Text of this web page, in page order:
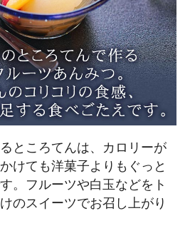
ところてんは、カロリーが
けても洋菓子よりもぐっと
。フルーツや白玉などをト
のスイーツでお召し上がり